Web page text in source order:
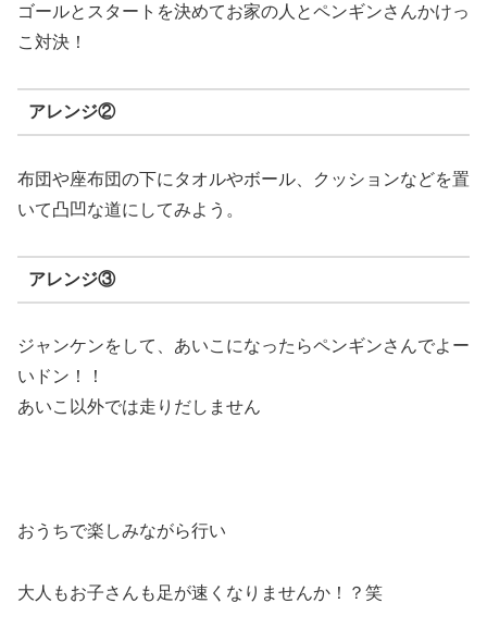
ゴールとスタートを決めてお家の人とペンギンさんかけっ
こ対決！
アレンジ②
布団や座布団の下にタオルやボール、クッションなどを置
いて凸凹な道にしてみよう。
アレンジ③
ジャンケンをして、あいこになったらペンギンさんでよー
いドン！！
あいこ以外では走りだしません
おうちで楽しみながら行い
大人もお子さんも足が速くなりませんか！？笑